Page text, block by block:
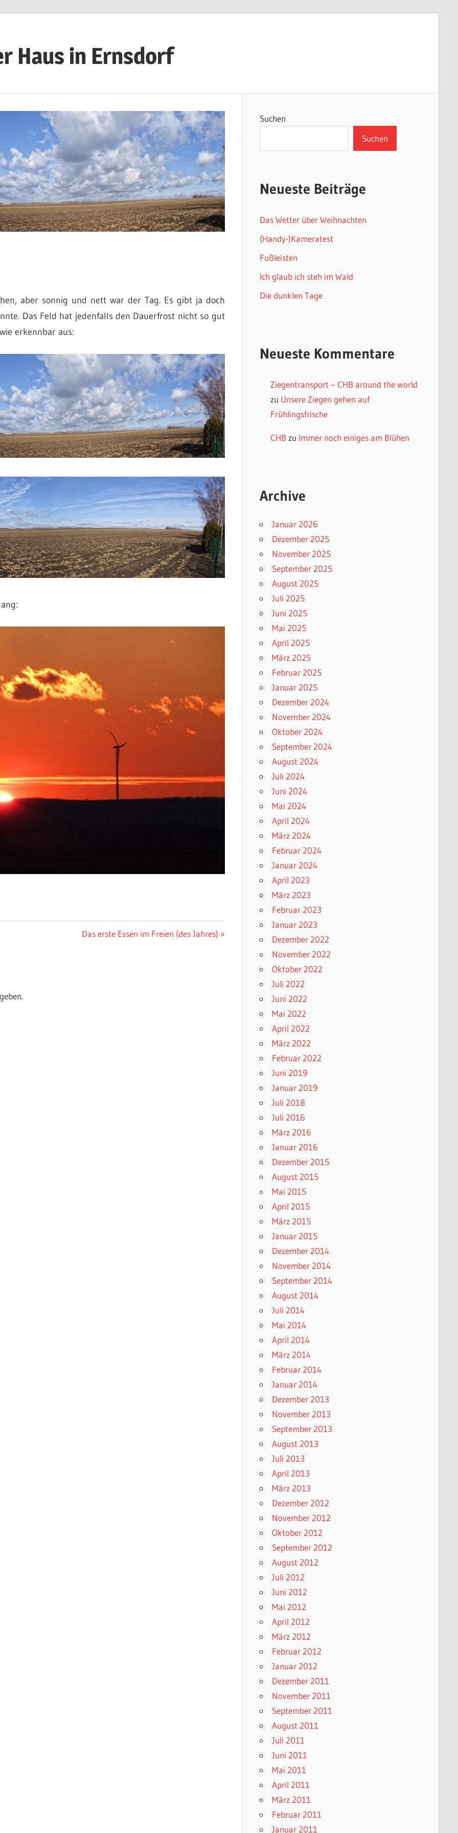
Haus in Ernsdorf
aber sonnig und nett war der Tag. Es gibt ja doch
Das Feld hat jedenfalls den Dauerfrost nicht so gut
erkennbar aus:
Nächster
Das erste Essen im Freien (des Jahres)
Suchen
Suchen
Neueste Beiträge
Das Wetter über Weihnachten
(Handy-)Kameratest
Fußleisten
Ich glaub ich steh im Wald
Die dunklen Tage
Neueste Kommentare
Ziegentransport – CHB around the world
zu Unsere Ziegen gehen auf
Frühlingsfrische
CHB zu Immer noch einiges am Blühen
Archive
Januar 2026
Dezember 2025
November 2025
September 2025
August 2025
Juli 2025
Juni 2025
Mai 2025
April 2025
März 2025
Februar 2025
Januar 2025
Dezember 2024
November 2024
Oktober 2024
September 2024
August 2024
Juli 2024
Juni 2024
Mai 2024
April 2024
März 2024
Februar 2024
Januar 2024
April 2023
März 2023
Februar 2023
Januar 2023
Dezember 2022
November 2022
Oktober 2022
Juli 2022
Juni 2022
Mai 2022
April 2022
März 2022
Februar 2022
Juni 2019
Januar 2019
Juli 2018
Juli 2016
März 2016
Januar 2016
Dezember 2015
August 2015
Mai 2015
April 2015
März 2015
Januar 2015
Dezember 2014
November 2014
September 2014
August 2014
Juli 2014
Mai 2014
April 2014
März 2014
Februar 2014
Januar 2014
Dezember 2013
November 2013
September 2013
August 2013
Juli 2013
April 2013
März 2013
Dezember 2012
November 2012
Oktober 2012
September 2012
August 2012
Juli 2012
Juni 2012
Mai 2012
April 2012
März 2012
Februar 2012
Januar 2012
Dezember 2011
November 2011
September 2011
August 2011
Juli 2011
Juni 2011
Mai 2011
April 2011
März 2011
Februar 2011
Januar 2011